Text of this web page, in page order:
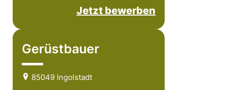
Jetzt bewerben
Gerüstbauer
85049 Ingolstadt